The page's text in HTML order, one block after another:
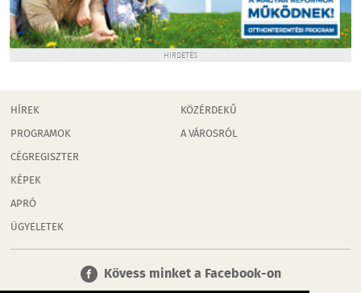
HIRDETÉS
HÍREK
PROGRAMOK
CÉGREGISZTER
KÉPEK
APRÓ
ÜGYELETEK
KÖZÉRDEKŰ
A VÁROSRÓL
Kövess minket a Facebook-on